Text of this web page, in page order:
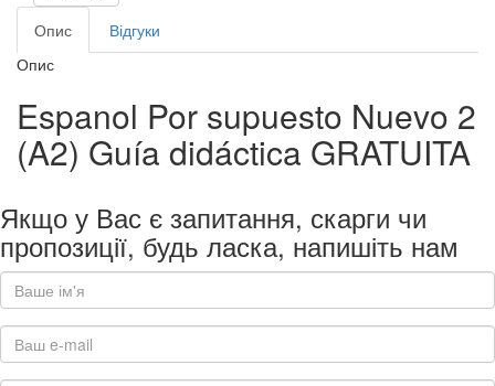
Опис
Відгуки
Опис
Espanol Por supuesto Nuevo 2
(A2) Guía didáctica GRATUITA
Якщо у Вас є запитання, скарги чи
пропозиції, будь ласка, напишіть нам